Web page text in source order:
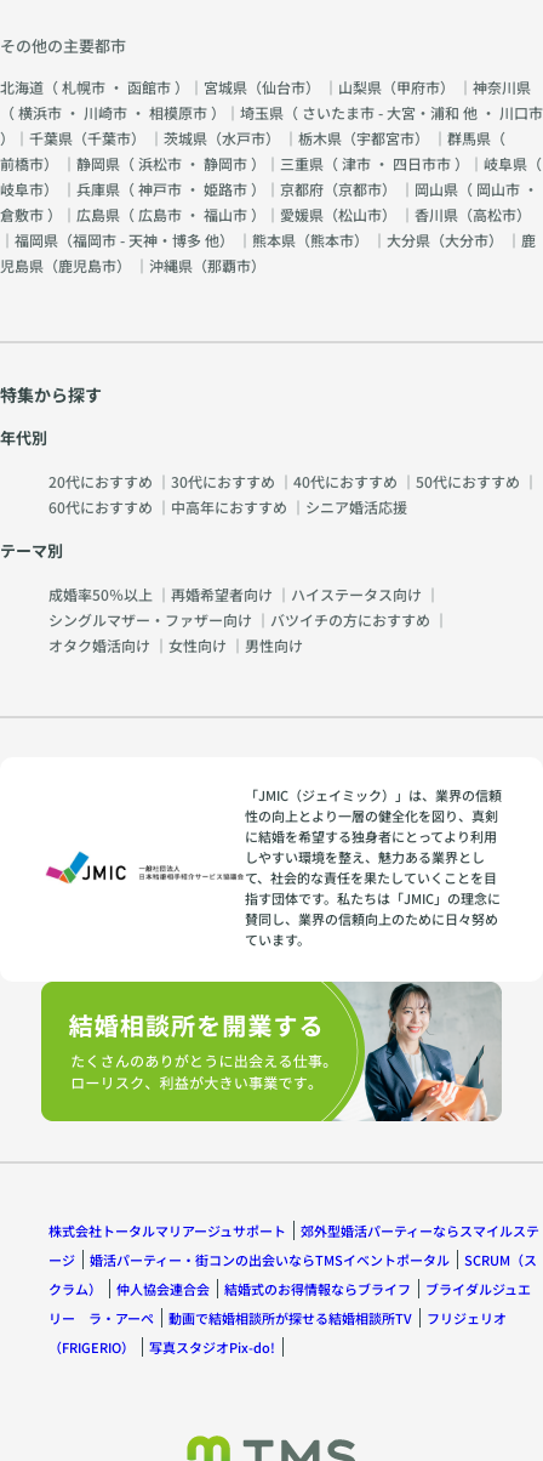
その他の主要都市
北海道（札幌市 ・ 函館市）｜宮城県（仙台市） ｜山梨県（甲府市） ｜神奈川県
（横浜市 ・ 川崎市 ・ 相模原市）｜埼玉県（ さいたま市 - 大宮・浦和 他 ・ 川口市
）｜千葉県（千葉市） ｜茨城県（水戸市） ｜栃木県（宇都宮市） ｜群馬県（
前橋市） ｜静岡県（浜松市 ・ 静岡市）｜三重県（津市 ・ 四日市市）｜岐阜県（
岐阜市） ｜兵庫県（神戸市 ・ 姫路市）｜京都府（京都市） ｜岡山県（ 岡山市 ・
倉敷市）｜広島県（ 広島市 ・ 福山市）｜愛媛県（松山市） ｜香川県（高松市）
｜福岡県（福岡市 - 天神・博多 他） ｜熊本県（熊本市） ｜大分県（大分市） ｜鹿
児島県（鹿児島市） ｜沖縄県（那覇市）
特集から探す
年代別
20代におすすめ ｜ 30代におすすめ ｜ 40代におすすめ ｜ 50代におすすめ ｜
60代におすすめ ｜ 中高年におすすめ ｜ シニア婚活応援
テーマ別
成婚率50％以上 ｜ 再婚希望者向け ｜ ハイステータス向け ｜
シングルマザー・ファザー向け ｜ バツイチの方におすすめ ｜
オタク婚活向け ｜ 女性向け ｜ 男性向け
「JMIC（ジェイミック）」は、業界の信頼
性の向上とより一層の健全化を図り、真剣
に結婚を希望する独身者にとってより利用
しやすい環境を整え、魅力ある業界とし
て、社会的な責任を果たしていくことを目
指す団体です。私たちは「JMIC」の理念に
賛同し、業界の信頼向上のために日々努め
ています。
株式会社トータルマリアージュサポート
郊外型婚活パーティーならスマイルステ
ージ
婚活パーティー・街コンの出会いならTMSイベントポータル
SCRUM（ス
クラム）
仲人協会連合会 結婚式のお得情報ならブライフ
ブライダルジュエ
リー ラ・アーペ
動画で結婚相談所が探せる結婚相談所TV
フリジェリオ
（FRIGERIO）
写真スタジオPix-do!